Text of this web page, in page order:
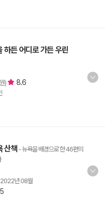
하든 어디로 가든 우린
) 8.6
산책 - 뉴욕을 배경으로 한 46편의
2022년 08월